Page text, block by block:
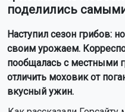
В Новосибирской области
на работников с осени 2025
Рейс Хабаровск —
из-за состояния пассажира
На Новосибирскую область